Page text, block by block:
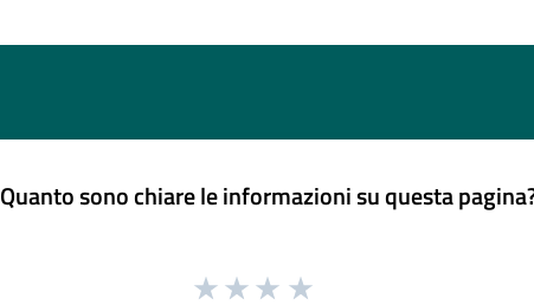
Quanto sono chiare le informazioni su questa